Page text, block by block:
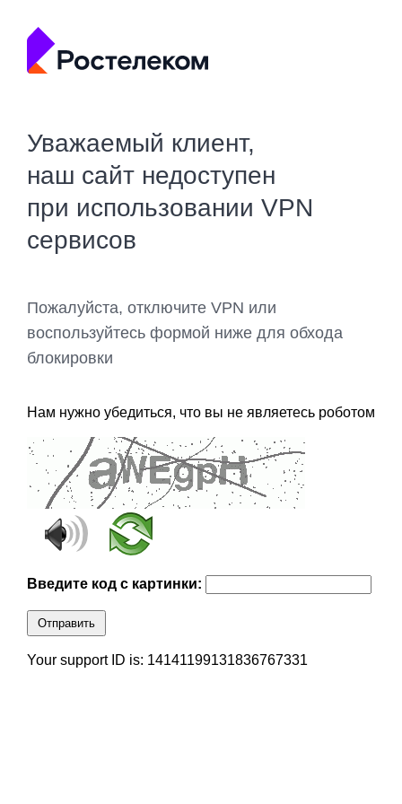
Уважаемый клиент,
наш сайт недоступен
при использовании VPN
сервисов
Пожалуйста, отключите VPN или
воспользуйтесь формой ниже для обхода
блокировки
Нам нужно убедиться, что вы не являетесь роботом
Введите код с картинки:
Отправить
Your support ID is: 14141199131836767331